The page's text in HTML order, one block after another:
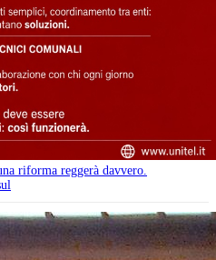
riforma reggerà davvero.